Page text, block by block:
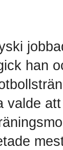
han
valde